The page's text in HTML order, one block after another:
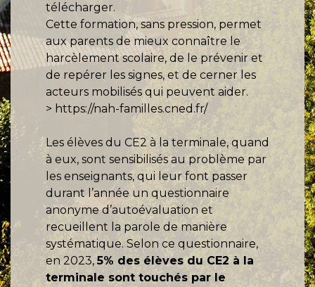
télécharger.
Cette formation, sans pression, permet
aux parents de mieux connaître le
harcèlement scolaire, de le prévenir et
de repérer les signes, et de cerner les
acteurs mobilisés qui peuvent aider.
> https://nah-familles.cned.fr/
Les élèves du CE2 à la terminale, quand
à eux, sont sensibilisés au problème par
les enseignants, qui leur font passer
durant l’année un questionnaire
anonyme d’autoévaluation et
recueillent la parole de manière
systématique. Selon ce questionnaire,
en 2023,5% des élèves du CE2 à la
terminale sont touchés par le